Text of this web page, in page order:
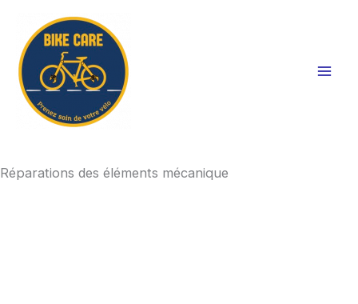
contenu
Réparations des éléments mécanique